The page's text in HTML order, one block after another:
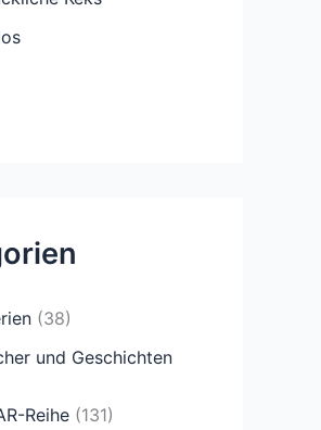
(38)
und Geschichten
Reihe (131)